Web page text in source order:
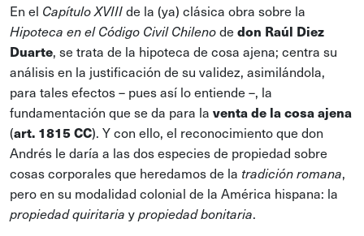
En el Capítulo XVIIIde la (ya) clásica obra sobre la
Hipoteca en el Código Civil Chilenode don Raúl Diez
Duarte, se trata de la hipoteca de cosa ajena; centra su
análisis en la justificación de su validez, asimilándola,
para tales efectos – pues así lo entiende –, la
fundamentación que se da para la venta de la cosa ajena
(art. 1815 CC). Y con ello, el reconocimiento que don
Andrés le daría a las dos especies de propiedad sobre
cosas corporales que heredamos de la tradición romana,
pero en su modalidad colonial de la América hispana: la
propiedad quiritaria ypropiedad bonitaria.